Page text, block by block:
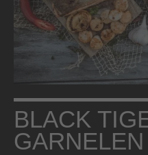
BLACK